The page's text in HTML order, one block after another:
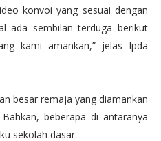
konvoi yang sesuai dengan
ada sembilan terduga berikut
kami amankan,” jelas Ipda
besar remaja yang diamankan
beberapa di antaranya
sekolah dasar.